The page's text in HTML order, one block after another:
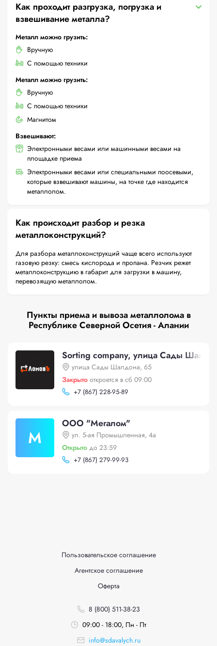
Как проходит разгрузка, погрузка и
взвешивание металла?
Металл можно грузить:
Вручную
С помощью техники
Металл можно грузить:
Вручную
С помощью техники
Магнитом
Взвешивают:
Электронными весами или машинными весами на
площадке приема
Электронными весами или специальными поосевыми,
которые взвешивают машины, на точке где находится
металлолом.
Как происходит разбор и резка
металлоконструкций?
Для разбора металлоконструкций чаще всего используют
газовую резку: смесь кислорода и пропана. Резчик режет
металлоконструкцию в габарит для загрузки в машину,
перевозящую металлолом.
Пункты приема и вывоза металлолома в
Республике Северной Осетия - Алании
Sorting company, улица Сады
улица Сады Шалдона, 65
Закрыто откроется в сб 09:00
+7 (867) 228-95-89
М
ООО "Мегалом"
ул. 5-ая Промышленная, 4а
Открыто до 23:59
+7 (867) 279-99-93
Пользовательское соглашение
Агентское соглашение
Оферта
8 (800) 511-38-23
09:00 - 18:00, Пн - Пт
info@sdavalych.ru